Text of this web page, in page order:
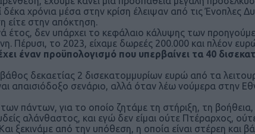
χρόνια μέσα στην κρίση έλειψαν από τις Ένοπλες
είτε στην απόκτηση.
έτος, δεν υπάρχει το κεφάλαιο κάλυψης των
Πέρυσι, το 2023, είχαμε δωρεές 200.000 και πλέον
έναν προϋπολογισμό που υπερβαίνει τα 40
δεκαετίας 2 δισεκατομμυρίων ευρώ από τα
απαισιόδοξο σενάριο, αλλά όταν λέω νούμερα στην
πάντων, για το οποίο ζητάμε τη στήριξη, τη
αλάνθαστος, και εγώ δεν είμαι ούτε Πτέραρχος,
ξεκινάμε από την υπόθεση, η οποία είναι στέρεη και